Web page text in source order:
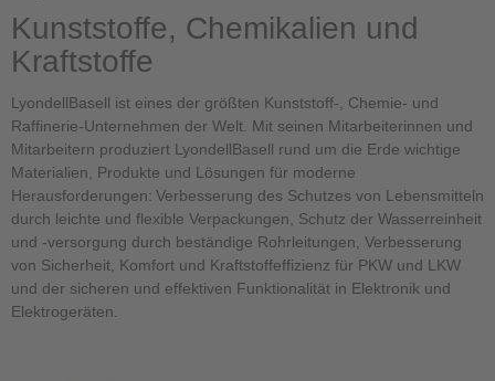
Kunststoffe, Chemikalien und
Kraftstoffe
LyondellBasell ist eines der größten Kunststoff-, Chemie- und
Raffinerie-Unternehmen der Welt. Mit seinen Mitarbeiterinnen und
Mitarbeitern produziert LyondellBasell rund um die Erde wichtige
Materialien, Produkte und Lösungen für moderne
Herausforderungen: Verbesserung des Schutzes von Lebensmitteln
durch leichte und flexible Verpackungen, Schutz der Wasserreinheit
und -versorgung durch beständige Rohrleitungen, Verbesserung
von Sicherheit, Komfort und Kraftstoffeffizienz für PKW und LKW
und der sicheren und effektiven Funktionalität in Elektronik und
Elektrogeräten.